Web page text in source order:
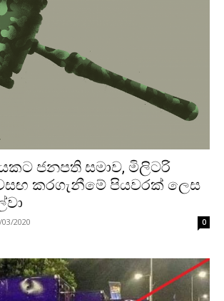
ජනපති සමාව, මිලිටරි
කරගැනීමේ පියවරක් ලෙස
2020 0